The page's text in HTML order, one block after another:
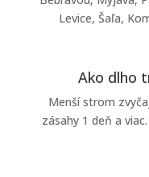
Levice, Šaľa,
Ako dlho
Menší strom
zásahy 1 deň a